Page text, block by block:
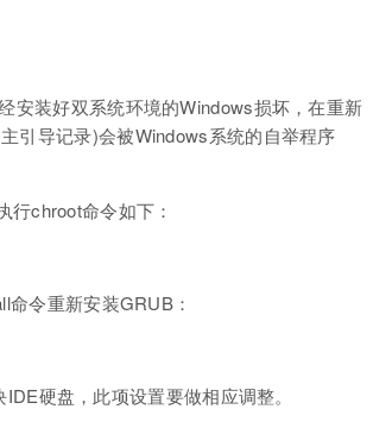
安装好双系统环境的Windows损坏，在重新
引导记录)会被Windows系统的自举程序
行chroot命令如下：
令重新安装GRUB：
硬盘，此项设置要做相应调整。